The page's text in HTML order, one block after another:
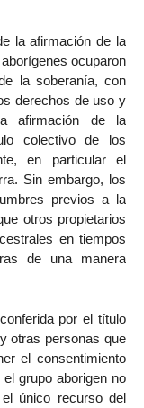
la afirmación de la
ocuparon
la soberanía, con
derechos de uso y
afirmación de la
colectivo de los
en particular el
Sin embargo, los
previos a la
otros propietarios
en tiempos
de una manera
por el título
otras personas que
el consentimiento
grupo aborigen no
único recurso del